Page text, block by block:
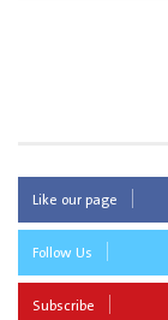
Like our page
Follow Us
Subscribe